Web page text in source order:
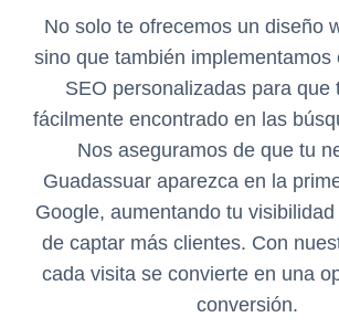
No solo te ofrecemos un diseño
sino que también implementamos
SEO personalizadas para que
fácilmente encontrado en las
Nos aseguramos de que tu
Guadassuar aparezca en la
Google, aumentando tu
de captar más clientes. Con
cada visita se convierte en una
conversión.